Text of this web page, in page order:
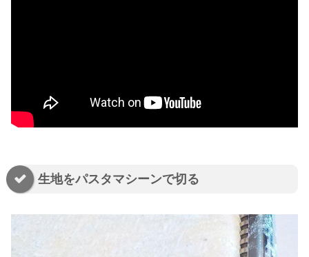
生地をパスタマシーンで切る